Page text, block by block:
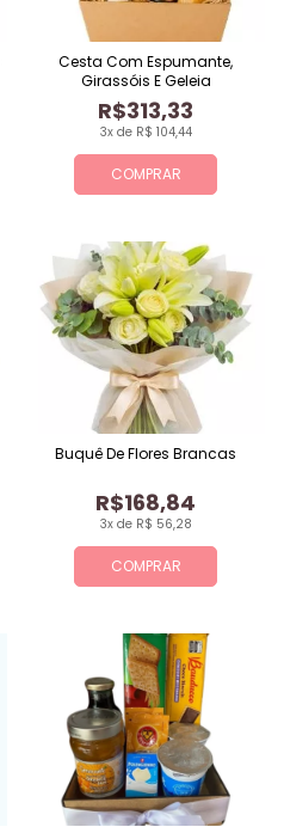
COMPRAR
3x de R$ 104,44
R$313,33
Cesta Com Espumante,
Girassóis E Geleia
COMPRAR
3x de R$ 56,28
R$168,84
Buquê De Flores Brancas